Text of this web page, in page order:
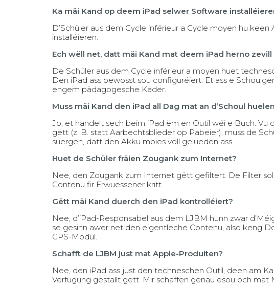
Ka mäi Kand op deem iPad selwer Software
D’Schüler aus dem Cycle inférieur a Cycle moyen hu
installéieren.
Ech wëll net, datt mäi Kand mat deem iPad herno zevill
De Schüler aus dem Cycle inférieur a moyen huet
Den iPad ass bewosst sou configuréiert. Et ass e
engem pädagogesche Kader.
Muss mäi Kand den iPad all Dag mat an d’Schoul
Jo, et handelt sech beim iPad ëm en Outil wéi e Buch.
gëtt (z. B. statt Aarbechtsblieder op Pabeier), muss de
suergen, datt den Akku moies voll gelueden ass.
Huet de Schüler fräien Zougank zum Internet?
Nee, den Zougank zum Internet gëtt gefiltert. De Filter
Contenu fir Erwuessener kritt.
Gëtt mäi Kand duerch den iPad kontrolléiert?
Nee, d’iPad-Responsabel aus dem LJBM hunn zwar
se gesinn awer net den eigentleche Contenu, also keng
GPS-Modul.
Schafft de LJBM just mat Apple-Produiten?
Nee, den iPad ass just den techneschen Outil, deen am
Verfügung gestallt gëtt. Mir schaffen genau esou och